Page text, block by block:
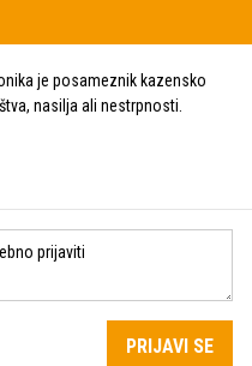
je posameznik kazensko
nasilja ali nestrpnosti.
PRIJAVI SE